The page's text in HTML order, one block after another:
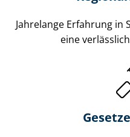
Jahrelange Erfahrung in
eine